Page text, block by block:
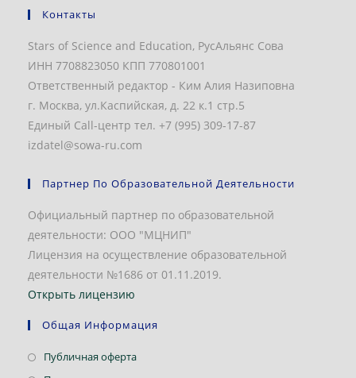
Контакты
Stars of Science and Education, РусАльянс Сова
ИНН 7708823050 КПП 770801001
Ответственный редактор - Ким Алия Назиповна
г. Москва, ул.Каспийская, д. 22 к.1 стр.5
Единый Call-центр тел. +7 (995) 309-17-87
izdatel@sowa-ru.com
Партнер По Образовательной Деятельности
Официальный партнер по образовательной
деятельности: ООО "МЦНИП"
Лицензия на осуществление образовательной
деятельности №1686 от 01.11.2019.
Открыть лицензию
Общая Информация
Публичная офертаОткроется